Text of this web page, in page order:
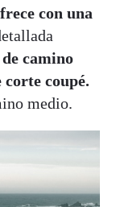
con una
camino
coupé.
medio.